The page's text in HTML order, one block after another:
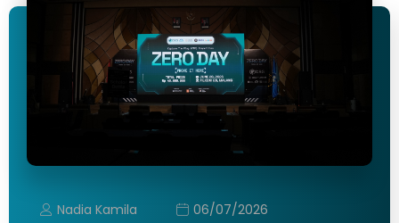
Nadia Kamila 06/07/2026